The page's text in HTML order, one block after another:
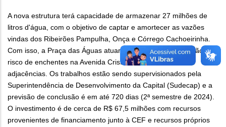
A nova estrutura terá capacidade de armazenar 27 milhões de
litros d'água, com o objetivo de captar e amortecer as vazões
vindas dos Ribeirões Pampulha, Onça e Córrego Cachoeirinha.
Com isso, a Praça das Águas atuará diretamente na redução do
risco de enchentes na Avenida Cristiano Machado e suas
adjacências. Os trabalhos estão sendo supervisionados pela
Superintendência de Desenvolvimento da Capital (Sudecap) e a
previsão de conclusão é em até 720 dias (2ª semestre de 2024).
O investimento é de cerca de R$ 67,5 milhões com recursos
provenientes de financiamento junto à CEF e recursos próprios